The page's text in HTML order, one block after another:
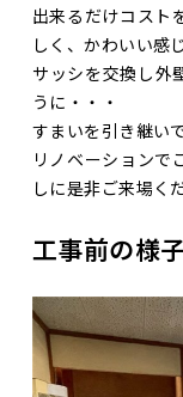
出来るだけコスト
しく、かわいい感
サッシを交換し外
うに・・・
すまいを引き継い
リノベーションで
しに是非ご来場く
工事前の様